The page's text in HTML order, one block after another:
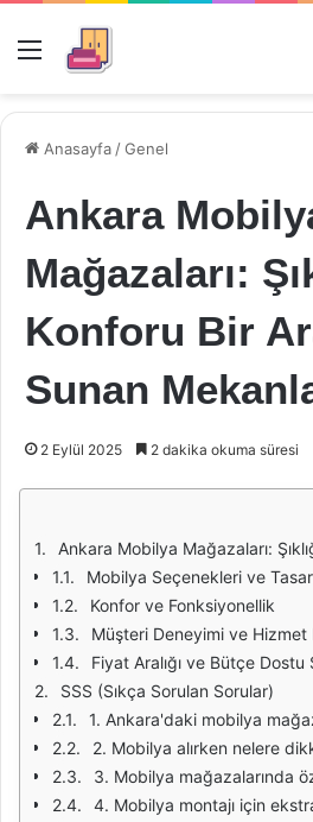
Menü
Anasayfa /Genel
Ankara
Mağazaları:
Konforu Bir
Sunan
2 Eylül 2025 2 dakika okuma süresi
Ankara Mobilya Mağazaları: Şıklığı ve
Mobilya Seçenekleri ve
Konfor ve Fonksiyonellik
Müşteri Deneyimi ve Hizmet
Fiyat Aralığı ve Bütçe
SSS (Sıkça Sorulan Sorular)
1. Ankara'daki mobilya mağazaları
2. Mobilya alırken nelere
3. Mobilya mağazalarında
4. Mobilya montajı için ekstra bir